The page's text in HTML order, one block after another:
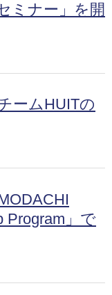
ミナー」を開
ームHUITの
Program」で